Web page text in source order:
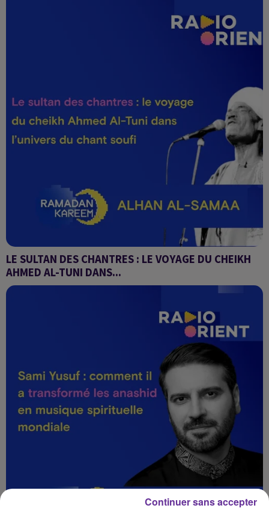
LE SULTAN DES CHANTRES : LE VOYAGE DU CHEIKH
AHMED AL-TUNI DANS...
Alhan Al-Samaa
Continuer sans accepter